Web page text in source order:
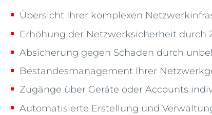
Übersicht Ihrer komplexen
Erhöhung der Netzwerksicherheit
Absicherung gegen Schaden durch
Bestandesmanagement Ihrer
Zugänge über Geräte oder Accounts
Automatisierte Erstellung und